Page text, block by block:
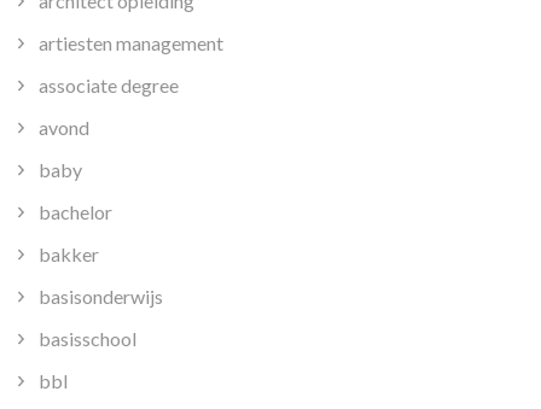
artiesten management
associate degree
avond
baby
bachelor
bakker
basisonderwijs
basisschool
bbl